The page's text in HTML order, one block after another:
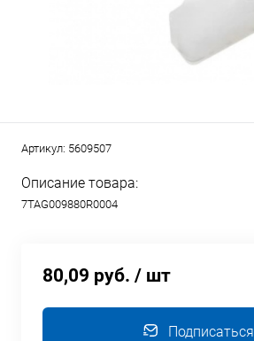
Артикул: 5609507
Описание товара:
7TAG009880R0004
80,09 руб. / шт
Подписаться